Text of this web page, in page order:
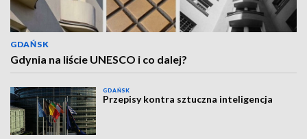
GDAŃSK
Gdynia na liście UNESCO i co dalej?
GDAŃSK
Przepisy kontra sztuczna inteligencja